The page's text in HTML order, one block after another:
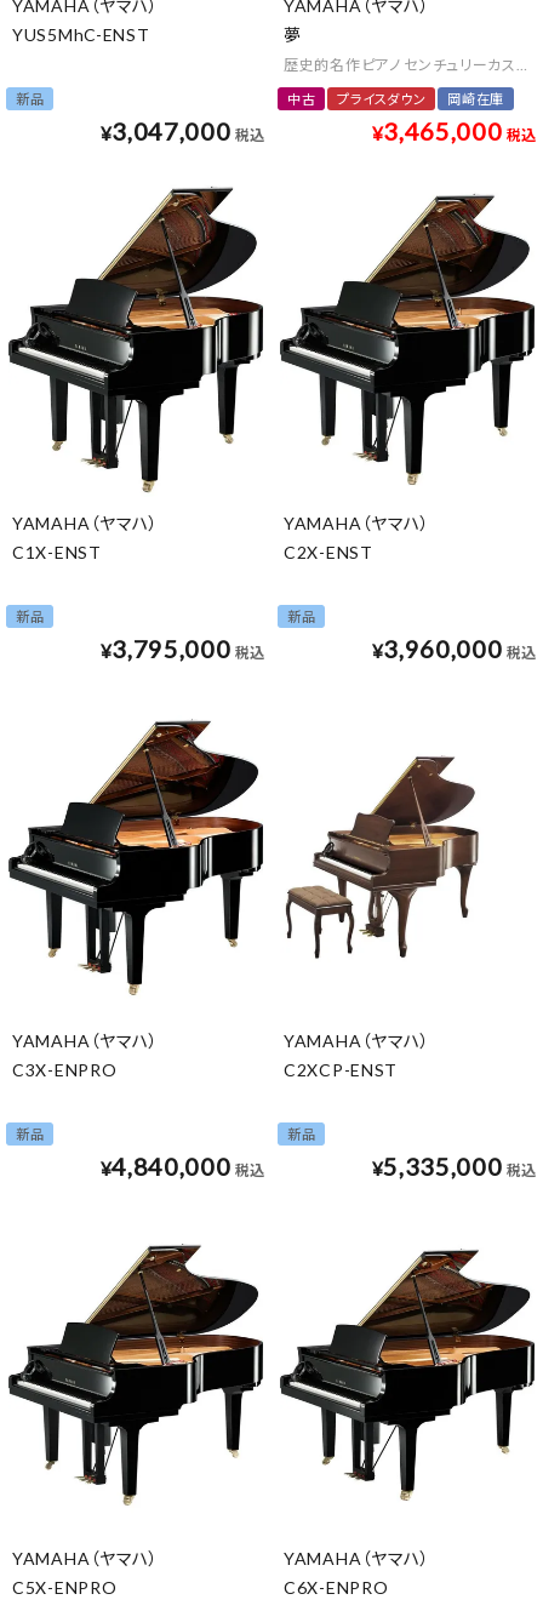
YAMAHA（ヤマハ）
YUS5MhC-ENST
新品
¥3,047,000 税込
YAMAHA（ヤマハ）
夢
歴史的名作ピアノ センチュリーカスタ
中古 プライスダウン 岡崎在庫
¥3,465,000 税込
YAMAHA（ヤマハ）
C1X-ENST
新品
¥3,795,000 税込
YAMAHA（ヤマハ）
C2X-ENST
新品
¥3,960,000 税込
YAMAHA（ヤマハ）
C3X-ENPRO
新品
¥4,840,000 税込
YAMAHA（ヤマハ）
C2XCP-ENST
新品
¥5,335,000 税込
YAMAHA（ヤマハ）
C5X-ENPRO
YAMAHA（ヤマハ）
C6X-ENPRO